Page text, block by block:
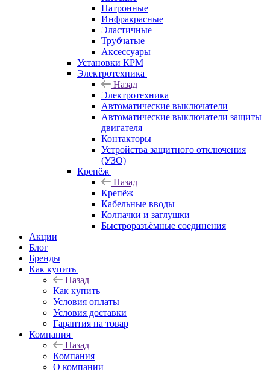
Патронные
Инфракрасные
Эластичные
Трубчатые
Аксессуары
Установки КРМ
Электротехника
Назад
Электротехника
Автоматические выключатели
Автоматические выключатели защиты
двигателя
Контакторы
Устройства защитного отключения
(УЗО)
Крепёж
Назад
Крепёж
Кабельные вводы
Колпачки и заглушки
Быстроразъёмные соединения
Акции
Блог
Бренды
Как купить
Назад
Как купить
Условия оплаты
Условия доставки
Гарантия на товар
Компания
Назад
Компания
О компании